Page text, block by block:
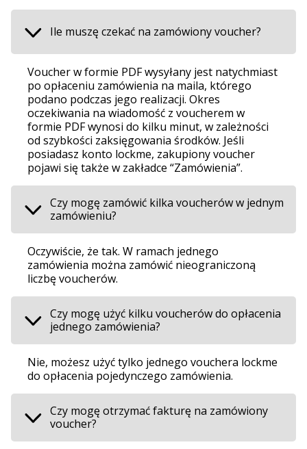
Ile muszę czekać na zamówiony voucher?
Voucher w formie PDF wysyłany jest natychmiast
po opłaceniu zamówienia na maila, którego
podano podczas jego realizacji. Okres
oczekiwania na wiadomość z voucherem w
formie PDF wynosi do kilku minut, w zależności
od szybkości zaksięgowania środków. Jeśli
posiadasz konto lockme, zakupiony voucher
pojawi się także w zakładce “Zamówienia”.
Czy mogę zamówić kilka voucherów w jednym
zamówieniu?
Oczywiście, że tak. W ramach jednego
zamówienia można zamówić nieograniczoną
liczbę voucherów.
Czy mogę użyć kilku voucherów do opłacenia
jednego zamówienia?
Nie, możesz użyć tylko jednego vouchera lockme
do opłacenia pojedynczego zamówienia.
Czy mogę otrzymać fakturę na zamówiony
voucher?